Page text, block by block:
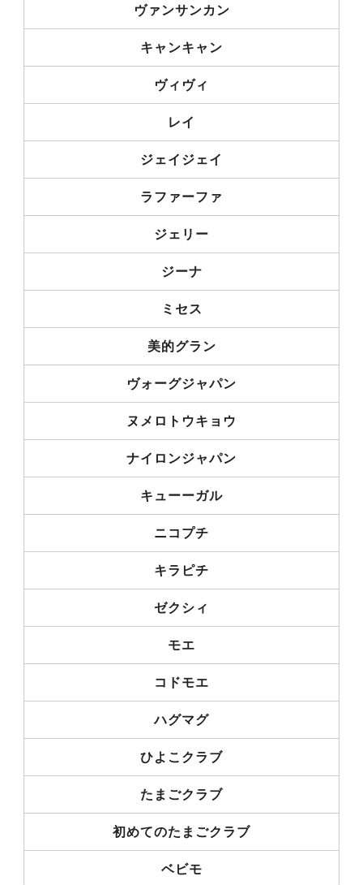
ヴァンサンカン
キャンキャン
ヴィヴィ
レイ
ジェイジェイ
ラファーファ
ジェリー
ジーナ
ミセス
美的グラン
ヴォーグジャパン
ヌメロトウキョウ
ナイロンジャパン
キューーガル
ニコプチ
キラピチ
ゼクシィ
モエ
コドモエ
ハグマグ
ひよこクラブ
たまごクラブ
初めてのたまごクラブ
ベビモ